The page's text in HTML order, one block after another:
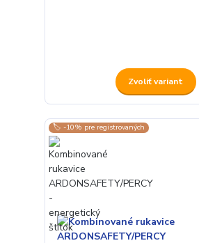
Zvoliť variant
🏷️ -10% pre registrovaných